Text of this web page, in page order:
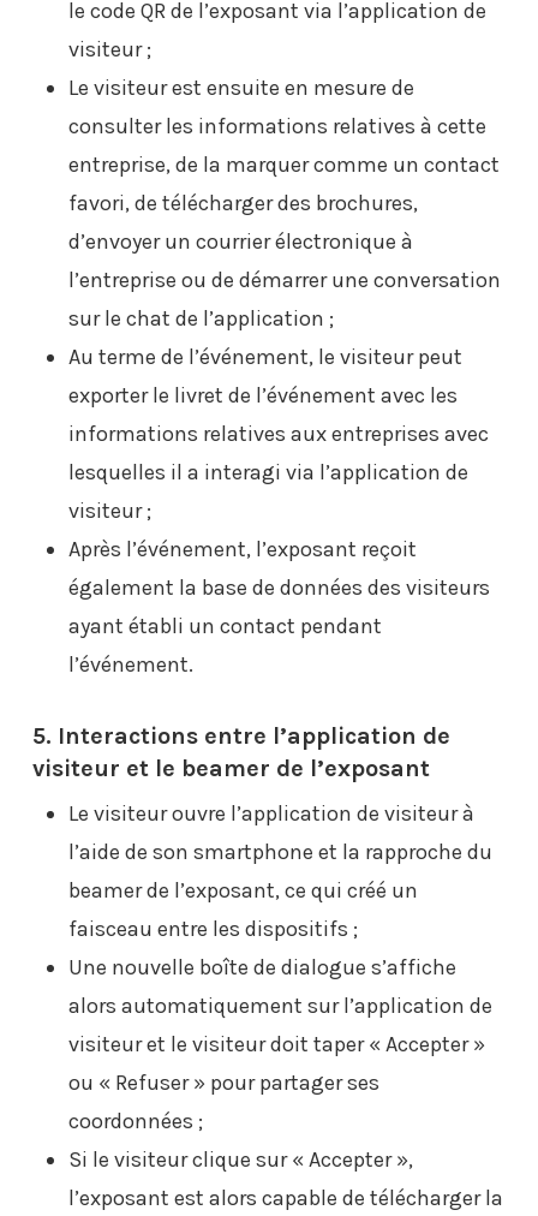
le code QR de l’exposant via l’application de
visiteur ;
Le visiteur est ensuite en mesure de
consulter les informations relatives à cette
entreprise, de la marquer comme un contact
favori, de télécharger des brochures,
d’envoyer un courrier électronique à
l’entreprise ou de démarrer une conversation
sur le chat de l’application ;
Au terme de l’événement, le visiteur peut
exporter le livret de l’événement avec les
informations relatives aux entreprises avec
lesquelles il a interagi via l’application de
visiteur ;
Après l’événement, l’exposant reçoit
également la base de données des visiteurs
ayant établi un contact pendant
l’événement.
5. Interactions entre l’application de
visiteur et le beamer de l’exposant
Le visiteur ouvre l’application de visiteur à
l’aide de son smartphone et la rapproche du
beamer de l’exposant, ce qui créé un
faisceau entre les dispositifs ;
Une nouvelle boîte de dialogue s’affiche
alors automatiquement sur l’application de
visiteur et le visiteur doit taper « Accepter »
ou « Refuser » pour partager ses
coordonnées ;
Si le visiteur clique sur « Accepter »,
l’exposant est alors capable de télécharger la